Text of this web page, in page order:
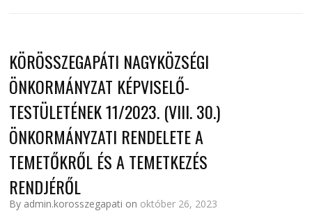
KÖRÖSSZEGAPÁTI NAGYKÖZSÉGI
ÖNKORMÁNYZAT KÉPVISELŐ-
TESTÜLETÉNEK 11/2023. (VIII. 30.)
ÖNKORMÁNYZATI RENDELETE A
TEMETŐKRŐL ÉS A TEMETKEZÉS
RENDJÉRŐL
By admin.korosszegapati on október 26, 2023